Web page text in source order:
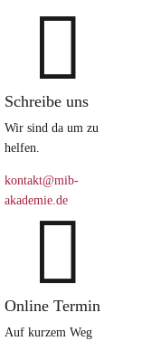

Schreibe uns
Wir sind da um zu
helfen.
kontakt@mib-
akademie.de

Online Termin
Auf kurzem Weg